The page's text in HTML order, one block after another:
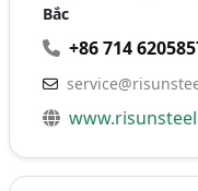
Bắc
+86 714